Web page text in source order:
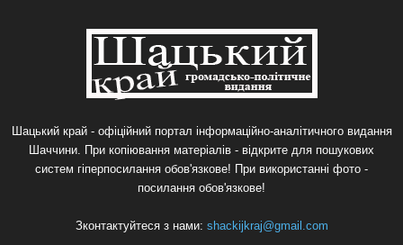
Шацький край - офіційний портал інформаційно-аналітичного видання
Шаччини. При копіювання матеріалів - відкрите для пошукових
систем гіперпосилання обов'язкове! При використанні фото -
посилання обов'язкове!
Зконтактуйтеся з нами: shackijkraj@gmail.com